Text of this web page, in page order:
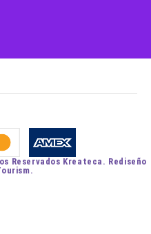
Reservados Kreateca. Rediseño